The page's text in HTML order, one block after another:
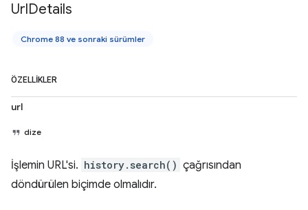
UrlDetails
Chrome 88 ve sonraki sürümler
ÖZELLIKLER
url
dize
İşlemin URL'si. history.search() çağrısından
döndürülen biçimde olmalıdır.